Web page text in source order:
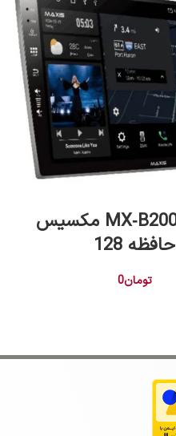
اطلاعات بیشتر مانیتور MX‑B200 مکسیس
حافظه 128
تومان0